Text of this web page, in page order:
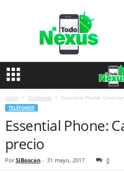
e
Inicio Teléfonos Essential Phone:
TELÉFONOS
Essential Phone:
precio
Por SJBoscan - 31 mayo, 2017 0